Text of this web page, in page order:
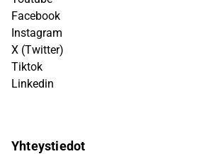
Facebook
Instagram
X (Twitter)
Tiktok
Linkedin
Yhteystiedot